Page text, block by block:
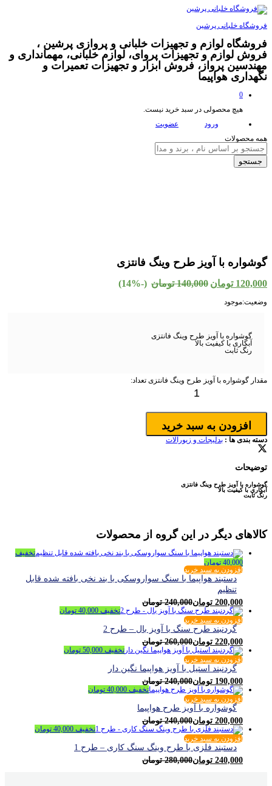
فروشگاه خلبانی پرشین
فروشگاه لوازم و تجهیزات خلبانی و پروازی پرشین ،
فروش لوازم و تجهیزات پروای، لوازم خلبانی، مهمانداری و
مهندسین پرواز، فروش ابزار و تجهیزات تعمیرات و
نگهداری هواپیما
0
هیچ محصولی در سبد خرید نیست.
ورود
عضویت
همه محصولات
جستجو
گوشواره با آویز طرح وینگ فانتزی
120,000 تومان 140,000 تومان (-14%)
وضعیت:موجود
گوشواره با آویز طرح وینگ فانتزی
آبکاری با کیفیت بالا
رنگ ثابت
مقدار گوشواره با آویز طرح وینگ فانتزی تعداد:
افزودن به سبد خرید
دسته بندی ها : بدلیجات و زیورآلات
توضیحات
گوشواره با آویز طرح وینگ فانتزی
آبکاری با کیفیت بالا
رنگ ثابت
کالاهای دیگر در این گروه از محصولات
تخفیف
40,000 تومان
افزودن به سبد خرید
دستبند هواپیما با سنگ سواروسکی با بند نخی بافته شده قابل
تنظیم
200,000 تومان240,000 تومان
تخفیف 40,000 تومان
افزودن به سبد خرید
گردنبند طرح سنگ با آویز بال – طرح 2
220,000 تومان260,000 تومان
تخفیف 50,000 تومان
افزودن به سبد خرید
گردنبند استيل با آويز هواپيما نگين دار
190,000 تومان240,000 تومان
تخفیف 40,000 تومان
افزودن به سبد خرید
گوشواره با آویز طرح هواپیما
200,000 تومان240,000 تومان
تخفیف 40,000 تومان
افزودن به سبد خرید
دستبند فلزی با طرح وینگ سنگ کاری – طرح 1
240,000 تومان280,000 تومان